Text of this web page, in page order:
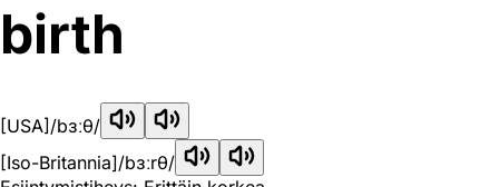
birth
[USA] /bɜːθ/
[Iso-Britannia]/bɜːrθ/